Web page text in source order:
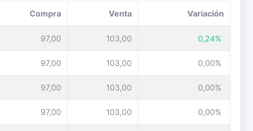
Compra Venta Variación
97,00 103,00 0,24%
97,00 103,00 0,00%
97,00 103,00 0,00%
97,00 103,00 0,00%